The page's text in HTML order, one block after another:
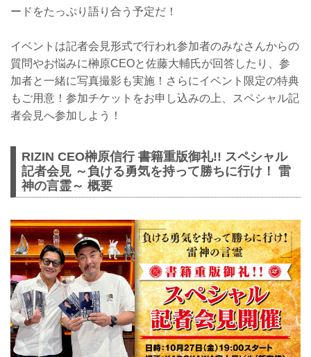
ードをたっぷり語り合う予定だ！
イベントは記者会見形式で行われ参加者のみなさんからの
質問やお悩みに榊原CEOと佐藤大輔氏が回答したり、参
加者と一緒に写真撮影も実施！さらにイベント限定の特典
もご用意！参加チケットをお申し込みの上、スペシャル記
者会見へ参加しよう！
RIZIN CEO榊原信行 書籍重版御礼!! スペシャル
記者会見 ～負ける勇気を持って勝ちに行け！ 雷
神の言霊～ 概要